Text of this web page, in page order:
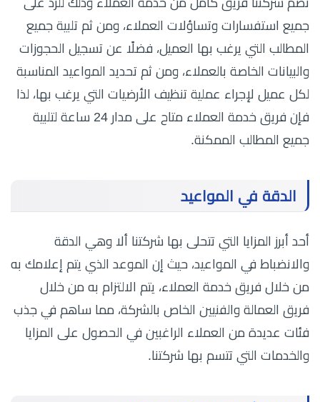
جميع استفسارات وتساؤلات العملاء، ومن ثم تلبية جميع
المطالب التي يرغب بها العميل، فضلًا عن تسجيل الحجوزات
والبيانات الخاصة بالعملاء، ومن ثم تحديد المواعيد المناسبة
لكل عميل لإجراء عملية تنظيف الأرضيات التي يرغب بها، لذا
فإن فريق خدمة العملاء متاح على مدار 24 ساعة لتلبية
جميع المطالب الممكنة.
الدقة في المواعيد
أحد أبرز المزايا التي تتحلى بها شركتنا ألا وهي الدقة
والانضباط في المواعيد، حيث إن الموعد الذي يتم إعلامك به
من خلال فريق خدمة العملاء، يتم الالتزام به من خلال
فريق العمالة والفنيين الخاص بالشركة، مما ساهم في جذب
فئات عديدة من العملاء الراغبين في الحصول على المزايا
والخدمات التي تتسم بها شركتنا.